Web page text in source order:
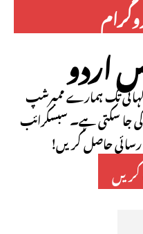
اردو
کہانی تک ہمارے ممبرشپ
جا سکتی ہے۔ سبسکرائب
رسائی حاصل کریں!